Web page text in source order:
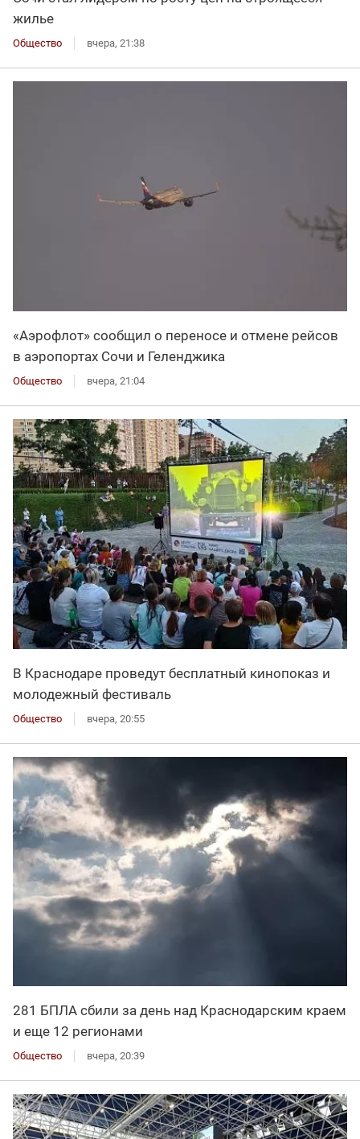
жилье
Общество вчера, 21:38
«Аэрофлот» сообщил о переносе и отмене рейсов
в аэропортах Сочи и Геленджика
Общество вчера, 21:04
В Краснодаре проведут бесплатный кинопоказ и
молодежный фестиваль
Общество вчера, 20:55
281 БПЛА сбили за день над Краснодарским краем
и еще 12 регионами
Общество вчера, 20:39